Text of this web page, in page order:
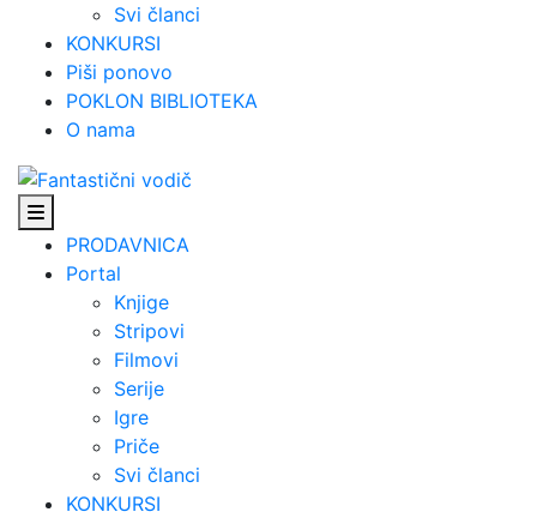
Svi članci
KONKURSI
Piši ponovo
POKLON BIBLIOTEKA
O nama
PRODAVNICA
Portal
Knjige
Stripovi
Filmovi
Serije
Igre
Priče
Svi članci
KONKURSI